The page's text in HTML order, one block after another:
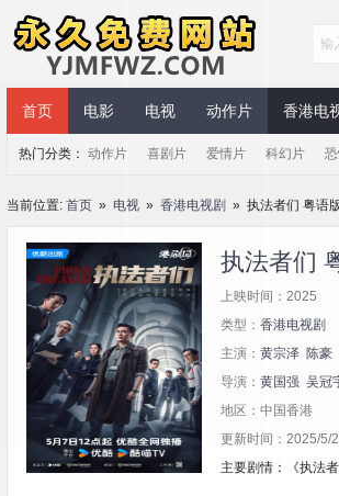
永久免费网站
首页 电影 电视 动作片 香港电
热门分类： 动作片 喜剧片 爱情片 科幻片
当前位置: 首页 » 电视 » 香港电视剧 » 执法者们 粤语
执法者们
上映时间：2025
类型： 香港电视剧
主演： 黄宗泽 陈豪
导演： 黄国强 吴冠
地区：中国香港
更新时间：2025/5/
主要剧情：《执法